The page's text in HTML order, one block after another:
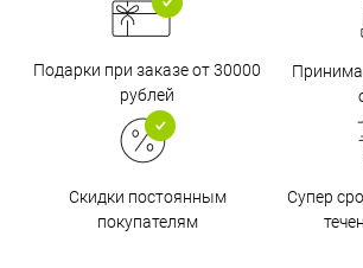
Подарки при заказе от 30000
рублей
Скидки постоянным
покупателям
Супер